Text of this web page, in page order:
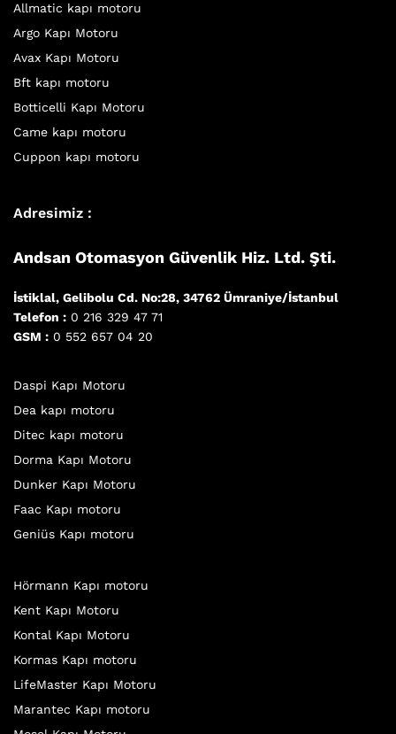
Allmatic kapı motoru
Argo Kapı Motoru
Avax Kapı Motoru
Bft kapı motoru
Botticelli Kapı Motoru
Came kapı motoru
Cuppon kapı motoru
Adresimiz :
Andsan Otomasyon Güvenlik Hiz. Ltd. Şti.
İstiklal, Gelibolu Cd. No:28, 34762 Ümraniye/İstanbul
Telefon : 0 216 329 47 71
GSM : 0 552 657 04 20
Daspi Kapı Motoru
Dea kapı motoru
Ditec kapı motoru
Dorma Kapı Motoru
Dunker Kapı Motoru
Faac Kapı motoru
Geniüs Kapı motoru
Hörmann Kapı motoru
Kent Kapı Motoru
Kontal Kapı Motoru
Kormas Kapı motoru
LifeMaster Kapı Motoru
Marantec Kapı motoru